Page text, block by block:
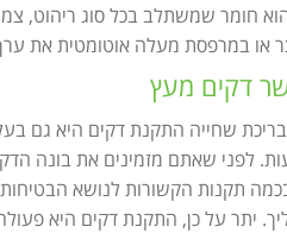
חומר שמשתלב בכל סוג ריהוט,
או במרפסת מעלה אוטומטית את
דקים מעץ
שחייה התקנת דקים היא גם
לפני שאתם מזמינים את בונה
תקנות הקשורות לנושא
יתר על כן, התקנת דקים היא